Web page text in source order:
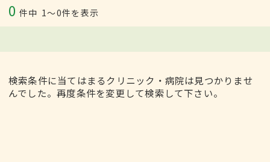
0 件中 1〜0件を表示
検索条件に当てはまるクリニック・病院は見つかりませ
んでした。再度条件を変更して検索して下さい。